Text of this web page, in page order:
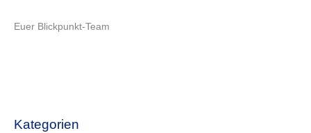
Kategorien
Euer Blickpunkt-Team